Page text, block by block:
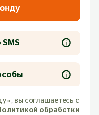
вы соглашаетесь с
обработки